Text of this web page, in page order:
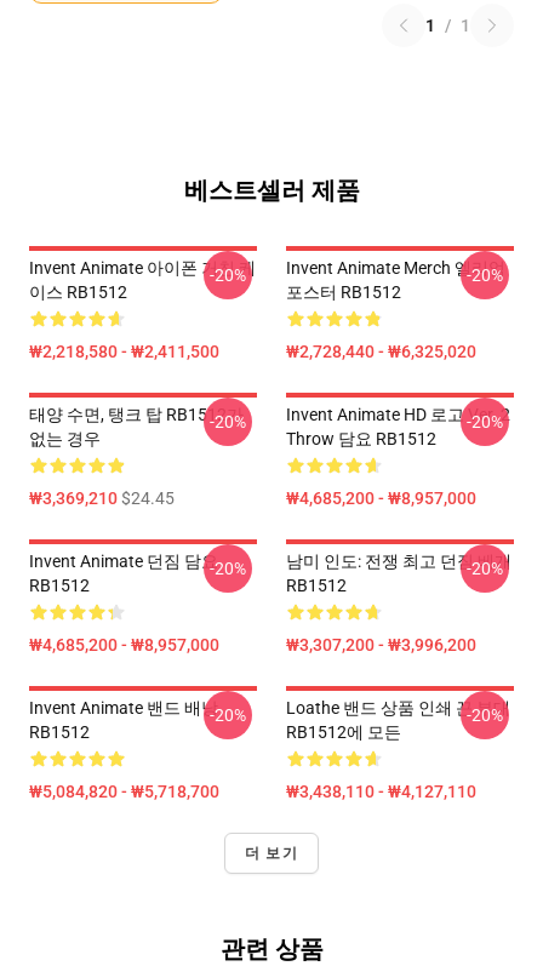
1 / 1
베스트셀러 제품
Invent Animate 아이폰 거친 케
이스 RB1512
₩2,218,580 - ₩2,411,500
-20%
Invent Animate Merch 엘리엄
포스터 RB1512
₩2,728,440 - ₩6,325,020
-20%
태양 수면, 탱크 탑 RB1512가
없는 경우
₩3,369,210$24.45
-20%
Invent Animate HD 로고 Ver. 2
Throw 담요 RB1512
₩4,685,200 - ₩8,957,000
-20%
Invent Animate 던짐 담요
RB1512
₩4,685,200 - ₩8,957,000
-20%
남미 인도: 전쟁 최고 던짐 베개
RB1512
₩3,307,200 - ₩3,996,200
-20%
Invent Animate 밴드 배낭
RB1512
₩5,084,820 - ₩5,718,700
-20%
Loathe 밴드 상품 인쇄 끈 부대
RB1512에 모든
₩3,438,110 - ₩4,127,110
-20%
더 보기
관련 상품